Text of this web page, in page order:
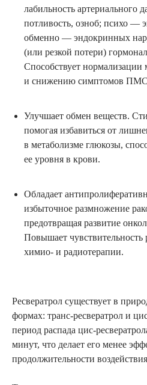
лабильность артериального
потливость, озноб; психо —
обменно — эндокринных
(или резкой потери)
Способствует нормализации
и снижению симптомов
Улучшает обмен веществ.
помогая избавиться от
в метаболизме глюкозы,
ее уровня в крови.
Обладает
избыточное размножение
предотвращая развитие
Повышает чувствительность
химио- и радиотерапии.
Ресвератрол существует в
формах: транс-ресвератрол и
период распада цис-
минут, что делает его менее
продолжительности